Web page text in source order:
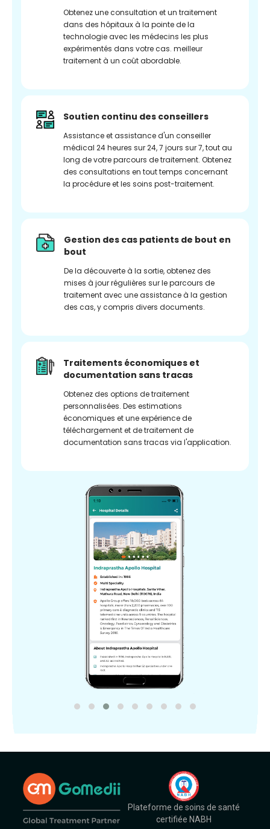
Obtenez une consultation et un traitement
dans des hôpitaux à la pointe de la
technologie avec les médecins les plus
expérimentés dans votre cas. meilleur
traitement à un coût abordable.
Soutien continu des conseillers
Assistance et assistance d'un conseiller
médical 24 heures sur 24, 7 jours sur 7, tout au
long de votre parcours de traitement. Obtenez
des consultations en tout temps concernant
la procédure et les soins post-traitement.
Gestion des cas patients de bout en
bout
De la découverte à la sortie, obtenez des
mises à jour régulières sur le parcours de
traitement avec une assistance à la gestion
des cas, y compris divers documents.
Traitements économiques et
documentation sans tracas
Obtenez des options de traitement
personnalisées. Des estimations
économiques et une expérience de
téléchargement et de traitement de
documentation sans tracas via l'application.
Plateforme de soins de santé
certifiée NABH